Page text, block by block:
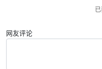
网友评论